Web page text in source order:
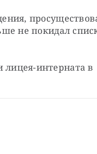
не покидал
лицея-интерната в